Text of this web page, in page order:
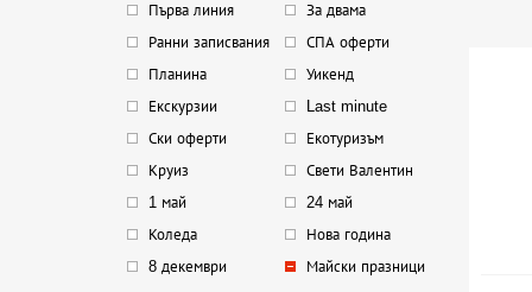
Първа линия
За двама
Ранни записвания
СПА оферти
Планина
Уикенд
Екскурзии
Last minute
Ски оферти
Екотуризъм
Круиз
Свети Валентин
1 май
24 май
Коледа
Нова година
8 декември
Майски празници